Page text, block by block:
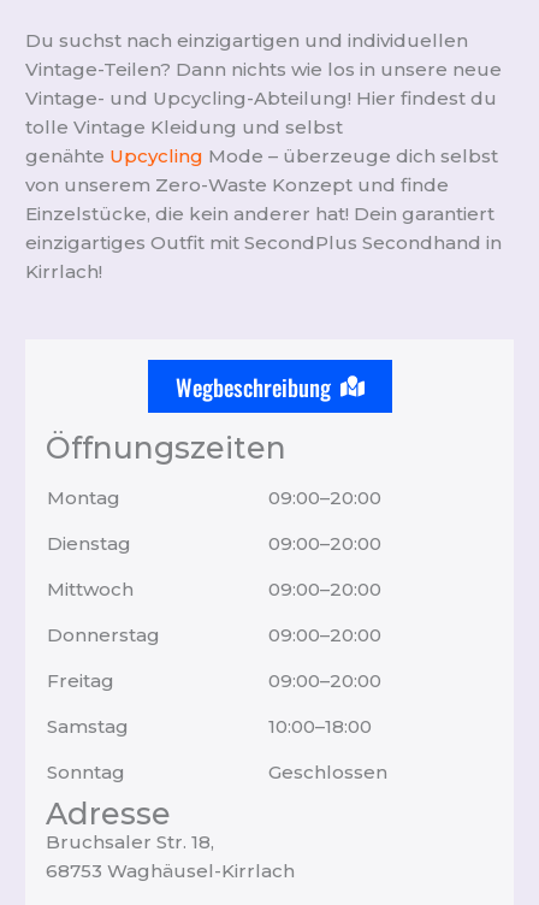
Du suchst nach einzigartigen und individuellen
Vintage-Teilen? Dann nichts wie los in unsere neue
Vintage- und Upcycling-Abteilung! Hier findest du
tolle Vintage Kleidung und selbst
genähte Upcycling Mode – überzeuge dich selbst
von unserem Zero-Waste Konzept und finde
Einzelstücke, die kein anderer hat! Dein garantiert
einzigartiges Outfit mit SecondPlus Secondhand in
Kirrlach!
Wegbeschreibung
Öffnungszeiten
Montag
09:00–20:00
Dienstag
09:00–20:00
Mittwoch
09:00–20:00
Donnerstag
09:00–20:00
Freitag
09:00–20:00
Samstag
10:00–18:00
Sonntag
Geschlossen
Adresse
Bruchsaler Str. 18,
68753 Waghäusel-Kirrlach